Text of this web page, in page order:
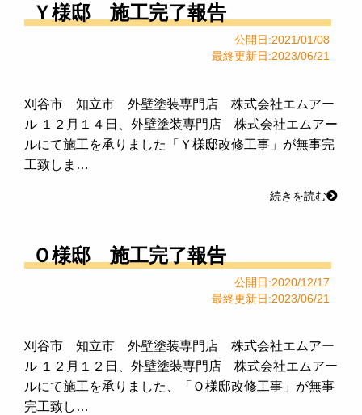
Ｙ様邸 施工完了報告
公開日:2021/01/08
最終更新日:2023/06/21
刈谷市 知立市 外壁塗装専門店 株式会社エムアー
ル １２月１４日、外壁塗装専門店 株式会社エムアー
ルにて施工を承りました「Ｙ様邸改修工事」が無事完
工致しま…
続きを読む
Ｏ様邸 施工完了報告
公開日:2020/12/17
最終更新日:2023/06/21
刈谷市 知立市 外壁塗装専門店 株式会社エムアー
ル １２月１２日、外壁塗装専門店 株式会社エムアー
ルにて施工を承りました、「Ｏ様邸改修工事」が無事
完工致し…